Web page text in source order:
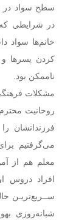
سطح سواد در
خانم‌ها سواد
کردن پسرها
ناممکن بود.
مشکلات
روحانیت
فرزندانشان
می‌گرفتیم
معلم هم از
افراد دروس
شبانه‌روزی